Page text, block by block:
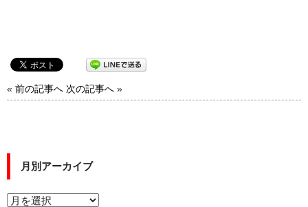
« 前の記事へ 次の記事へ »
月別アーカイブ